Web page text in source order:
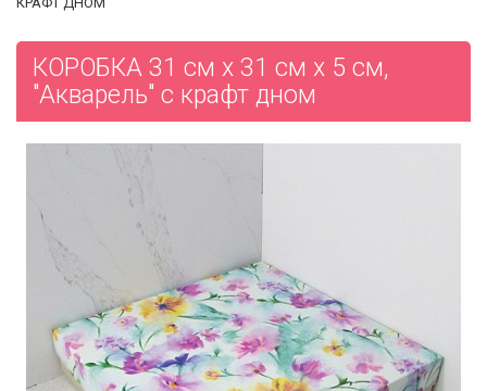
КОРОБКА 31 см х 31 см х 5 см,
"Акварель" c крафт дном